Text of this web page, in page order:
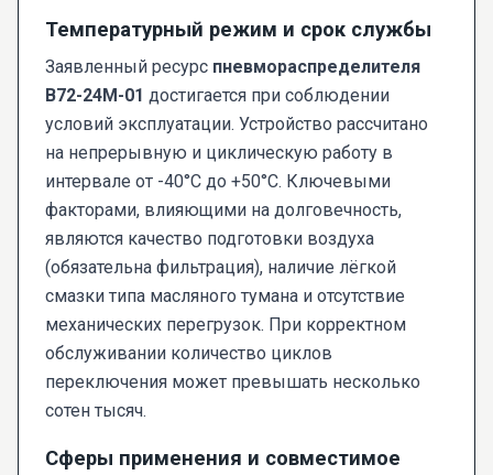
Температурный режим и срок службы
Заявленный ресурс пневмораспределителя
В72-24М-01 достигается при соблюдении
условий эксплуатации. Устройство рассчитано
на непрерывную и циклическую работу в
интервале от -40°C до +50°C. Ключевыми
факторами, влияющими на долговечность,
являются качество подготовки воздуха
(обязательна фильтрация), наличие лёгкой
смазки типа масляного тумана и отсутствие
механических перегрузок. При корректном
обслуживании количество циклов
переключения может превышать несколько
сотен тысяч.
Сферы применения и совместимое